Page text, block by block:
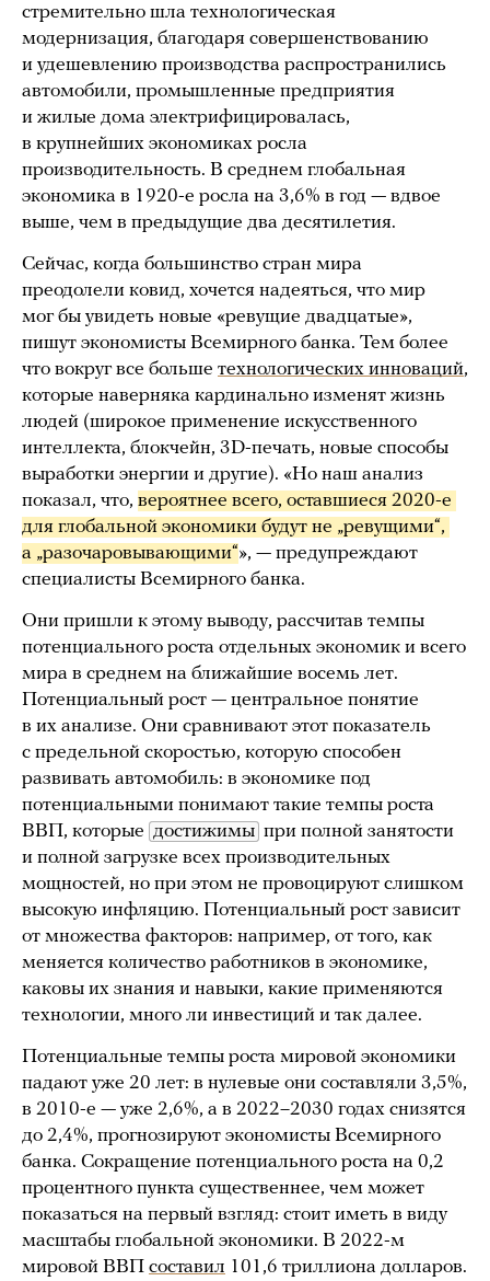
стремительно шла технологическая
модернизация, благодаря совершенствованию
и удешевлению производства распространились
автомобили, промышленные предприятия
и жилые дома электрифицировалась,
в крупнейших экономиках росла
производительность. В среднем глобальная
экономика в 1920-е росла на 3,6% в год — вдвое
выше, чем в предыдущие два десятилетия.
Сейчас, когда большинство стран мира
преодолели ковид, хочется надеяться, что мир
мог бы увидеть новые «ревущие двадцатые»,
пишут экономисты Всемирного банка. Тем более
что вокруг все больше технологических инноваций,
которые наверняка кардинально изменят жизнь
людей (широкое применение искусственного
интеллекта, блокчейн, 3D-печать, новые способы
выработки энергии и другие). «Но наш анализ
показал, что, вероятнее всего, оставшиеся 2020-е
для глобальной экономики будут не „ревущими“,
а „разочаровывающими“», — предупреждают
специалисты Всемирного банка.
Они пришли к этому выводу, рассчитав темпы
потенциального роста отдельных экономик и всего
мира в среднем на ближайшие восемь лет.
Потенциальный рост — центральное понятие
в их анализе. Они сравнивают этот показатель
с предельной скоростью, которую способен
развивать автомобиль: в экономике под
потенциальными понимают такие темпы роста
ВВП, которые достижимы при полной занятости
и полной загрузке всех производительных
мощностей, но при этом не провоцируют слишком
высокую инфляцию. Потенциальный рост зависит
от множества факторов: например, от того, как
меняется количество работников в экономике,
каковы их знания и навыки, какие применяются
технологии, много ли инвестиций и так далее.
Потенциальные темпы роста мировой экономики
падают уже 20 лет: в нулевые они составляли 3,5%,
в 2010-е — уже 2,6%, а в 2022–2030 годах снизятся
до 2,4%, прогнозируют экономисты Всемирного
банка. Сокращение потенциального роста на 0,2
процентного пункта существеннее, чем может
показаться на первый взгляд: стоит иметь в виду
масштабы глобальной экономики. В 2022-м
мировой ВВП составил 101,6 триллиона долларов.